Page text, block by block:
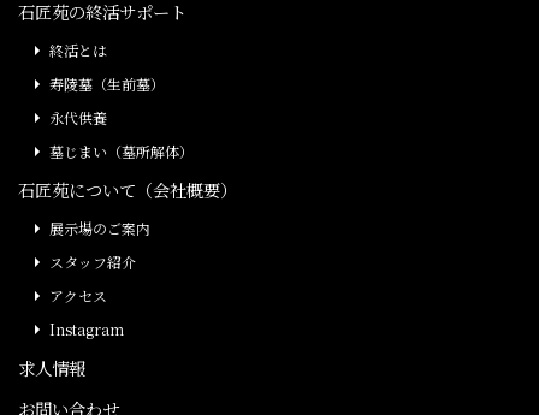
石匠苑の終活サポート
終活とは
寿陵墓（生前墓）
永代供養
墓じまい（墓所解体）
石匠苑について（会社概要）
展示場のご案内
スタッフ紹介
アクセス
Instagram
求人情報
お問い合わせ